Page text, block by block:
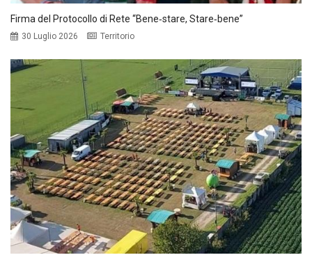
Firma del Protocollo di Rete “Bene‑stare, Stare‑bene”
30 Luglio 2026 Territorio